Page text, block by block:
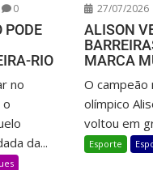
0
PODE
RIO
no
o
da...
27/07/2026
ALISON
MARCA
O campeão
olímpico
voltou em
Esporte